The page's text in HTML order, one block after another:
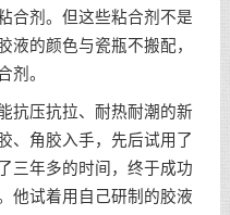
合剂。但这些粘合剂不是
液的颜色与瓷瓶不搬配，
剂。
压抗拉、耐热耐潮的新
、角胶入手，先后试用了
三年多的时间，终于成功
他试着用自己研制的胶液